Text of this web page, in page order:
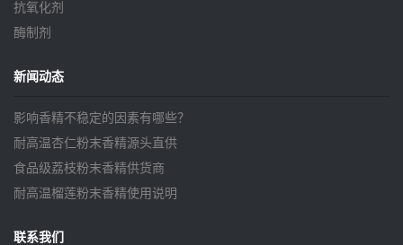
抗氧化剂
酶制剂
新闻动态
影响香精不稳定的因素有哪些？
耐高温杏仁粉末香精源头直供
食品级荔枝粉末香精供货商
耐高温榴莲粉末香精使用说明
联系我们